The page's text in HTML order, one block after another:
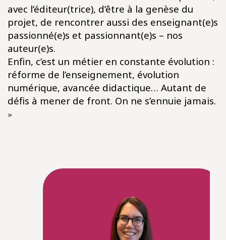
avec l’éditeur(trice), d’être à la genèse du
projet, de rencontrer aussi des enseignant(e)s
passionné(e)s et passionnant(e)s – nos
auteur(e)s.​
Enfin, c’est un métier en constante évolution :
réforme de l’enseignement, évolution
numérique, avancée didactique… Autant de
défis à mener de front. On ne s’ennuie jamais.
»